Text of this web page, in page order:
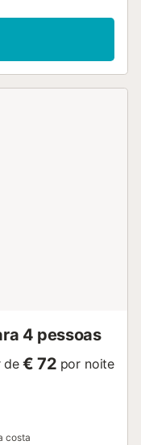
Um pequeno
da bela natureza
5 km de
cujo branco nos
4 pessoas
de € 72 por noite
costa